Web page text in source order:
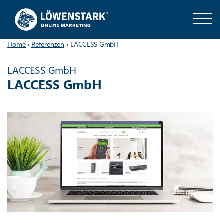
Home › Referenzen › LACCESS GmbH
LACCESS GmbH
LACCESS GmbH